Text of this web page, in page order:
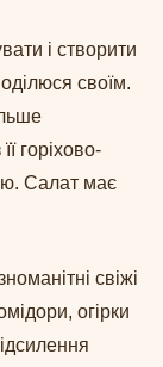
і створити
своїм.
горіхово-
Салат має
свіжі
огірки